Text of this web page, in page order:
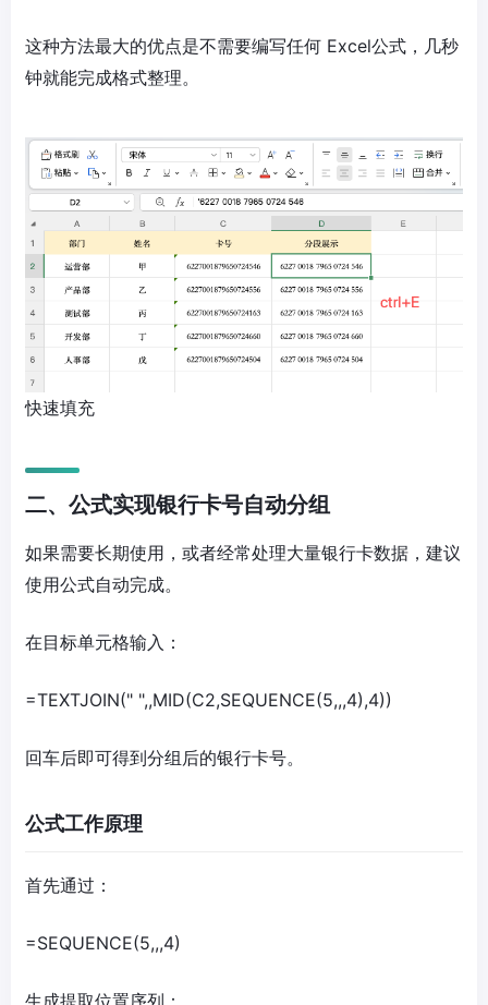
这种方法最大的优点是不需要编写任何 Excel公式，几秒
钟就能完成格式整理。
快速填充
二、公式实现银行卡号自动分组
如果需要长期使用，或者经常处理大量银行卡数据，建议
使用公式自动完成。
在目标单元格输入：
=TEXTJOIN(" ",,MID(C2,SEQUENCE(5,,,4),4))
回车后即可得到分组后的银行卡号。
公式工作原理
首先通过：
=SEQUENCE(5,,,4)
生成提取位置序列：